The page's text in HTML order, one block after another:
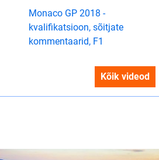
Monaco GP 2018 -
kvalifikatsioon, sõitjate
kommentaarid, F1
Kõik videod